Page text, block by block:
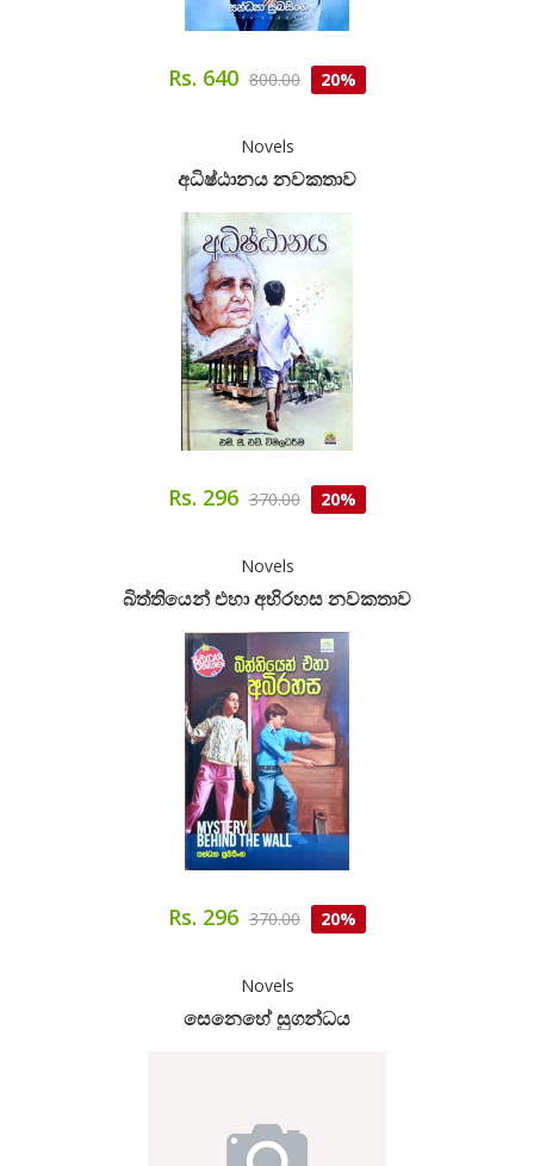
Rs. 640 800.00 20%
Novels
අධිෂ්ඨානය නවකතාව
Rs. 296 370.00 20%
Novels
බිත්තියෙන් එහා අභිරහස නවකතාව
Rs. 296 370.00 20%
Novels
සෙනෙහේ සුගන්ධය